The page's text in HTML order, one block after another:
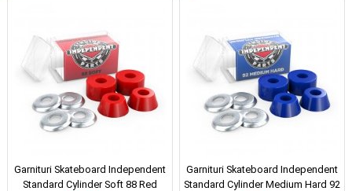
Garnituri Skateboard Independent
Standard Cylinder Soft 88 Red
Garnituri Skateboard Independent
Standard Cylinder Medium Hard 92